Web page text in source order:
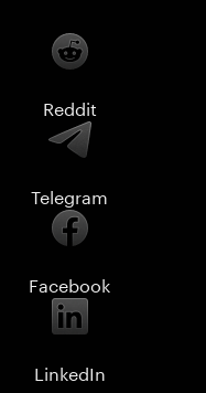
Reddit
Telegram
Facebook
LinkedIn